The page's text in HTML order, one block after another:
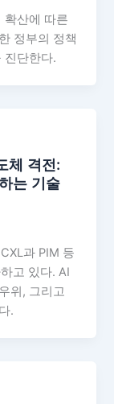
확산에 따른
정부의 정책
진단한다.
체 격전:
는 기술
과 PIM 등
고 있다. AI
위, 그리고
.